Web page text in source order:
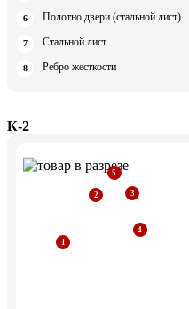
Полотно двери (стальной лист)
Стальной лист
Ребро жесткости
К-2